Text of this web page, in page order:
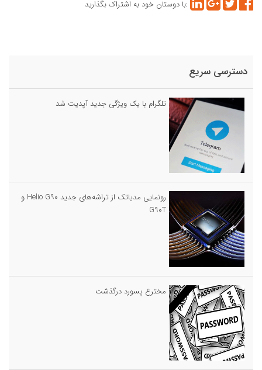
با دوستان خود به اشتراک بگذارید:
دسترسی سریع
تلگرام با یک ویژگی جدید آپدیت شد
رونمایی مدیاتک از تراشه‌های جدید Helio G۹۰ و
G۹۰T
مخترع پسورد درگذشت